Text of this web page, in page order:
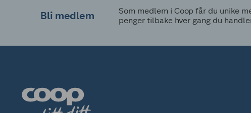
Bli medlem
Som medlem i Coop får du unike
penger tilbake hver gang du